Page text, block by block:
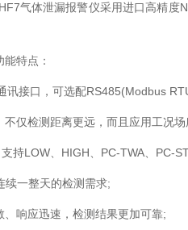
体泄漏报警仪采用进口高精度
能特点：
接口，可选配RS485(Modbus
仅检测距离更远，而且应用工况场
LOW、HIGH、PC-TWA、PC-
一整天的检测需求;
响应迅速，检测结果更加可靠;